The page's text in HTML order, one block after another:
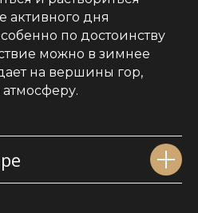
активного дня
по достоинству
можно в зимнее
на вершины гор,